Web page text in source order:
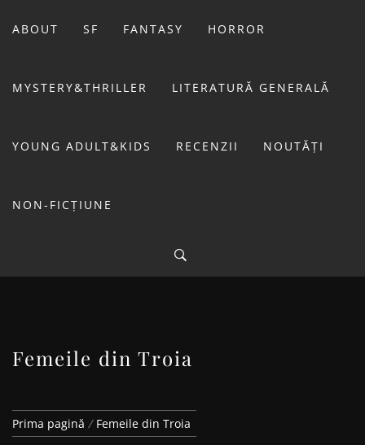
ABOUT SF FANTASY HORROR
MYSTERY&THRILLER LITERATURĂ GENERALĂ
YOUNG ADULT&KIDS RECENZII NOUTĂȚI
NON-FICȚIUNE
LIVIU
Femeile din Troia
Prima pagină Femeile din Troia